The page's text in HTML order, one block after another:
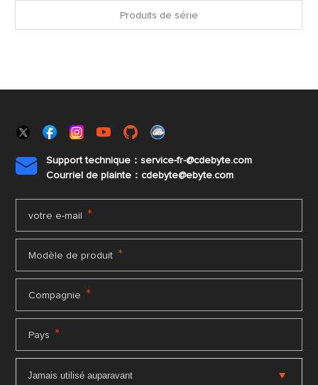
Produits de série

Support technique：service-fr-@cdebyte.com
Courriel de plainte：cdebyte@ebyte.com
votre e-mail *
Modèle de produit *
Compagnie *
Pays *